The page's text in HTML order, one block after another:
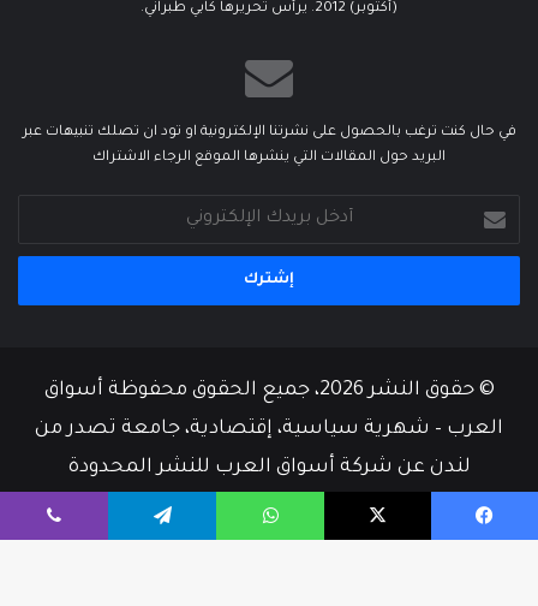
(أكتوبر) 2012. يرأس تحريرها كابي طبراني.
في حال كنت ترغب بالحصول على نشرتنا الإلكترونية او تود ان تصلك تنبيهات عبر
البريد حول المقالات التي ينشرها الموقع الرجاء الاشتراك
بريدك
الإلكتروني
© حقوق النشر 2026، جميع الحقوق محفوظة أسواق
العرب – شهرية سياسية، إقتصادية، جامعة تصدر من
لندن عن شركة أسواق العرب للنشر المحدودة
من نحن أسرة التحرير إتصل بنا
فيسبوك ‫X واتساب تيلقرام ڤايبر